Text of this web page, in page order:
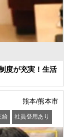
度が充実！生活
熊本/熊本市
給 社員登用あり